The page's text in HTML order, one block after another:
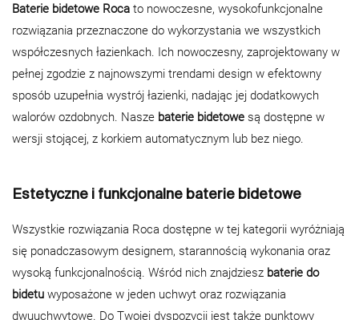
Baterie bidetowe Roca to nowoczesne, wysokofunkcjonalne
rozwiązania przeznaczone do wykorzystania we wszystkich
współczesnych łazienkach. Ich nowoczesny, zaprojektowany w
pełnej zgodzie z najnowszymi trendami design w efektowny
sposób uzupełnia wystrój łazienki, nadając jej dodatkowych
walorów ozdobnych. Nasze baterie bidetowe są dostępne w
wersji stojącej, z korkiem automatycznym lub bez niego.
Estetyczne i funkcjonalne baterie bidetowe
Wszystkie rozwiązania Roca dostępne w tej kategorii wyróżniają
się ponadczasowym designem, starannością wykonania oraz
wysoką funkcjonalnością. Wśród nich znajdziesz baterie do
bidetu wyposażone w jeden uchwyt oraz rozwiązania
dwuuchwytowe. Do Twojej dyspozycji jest także punktowy